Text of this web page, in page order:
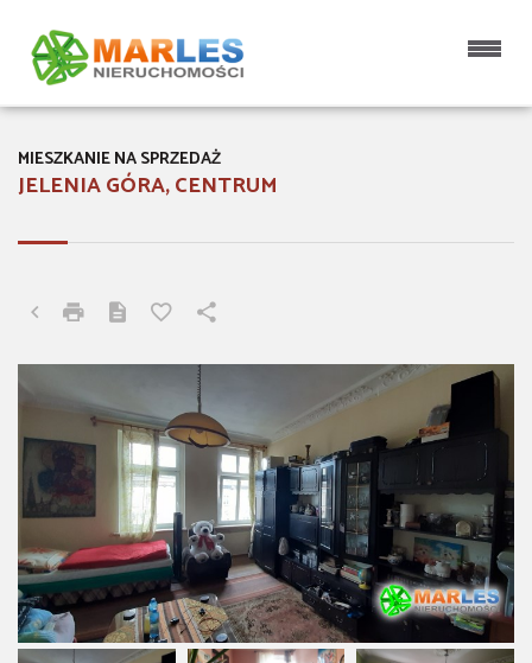
JELENIA GÓRA, CENTRUM
MIESZKANIE NA SPRZEDAŻ